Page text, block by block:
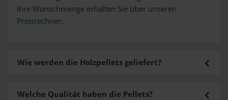
Ihre Wunschmenge erhalten Sie über unseren
Preisrechner.
Wie werden die Holzpellets geliefert?
Welche Qualität haben die Pellets?